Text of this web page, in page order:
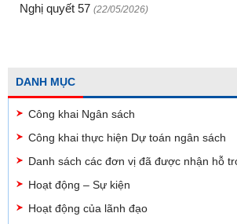
Nghị quyết 57 (22/05/2026)
DANH MỤC
Công khai Ngân sách
Công khai thực hiện Dự toán ngân sách
Danh sách các đơn vị đã được nhận hỗ
Hoạt động – Sự kiện
Hoạt động của lãnh đạo